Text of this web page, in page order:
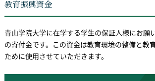
教育振興資金
青山学院大学に在学する学生の保証人様にお願
の寄付金です。この資金は教育環境の整備と教
ために使用させていただきます。